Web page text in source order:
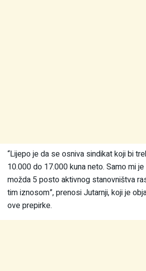
“Lijepo je da se osniva sindikat koji bi
10.000 do 17.000 kuna neto. Samo mi
možda 5 posto aktivnog stanovništva
tim iznosom”, prenosi Jutarnji, koji je
ove prepirke.